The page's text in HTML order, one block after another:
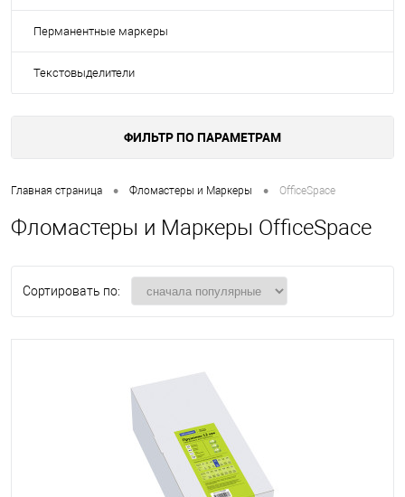
Перманентные маркеры
Текстовыделители
ФИЛЬТР ПО ПАРАМЕТРАМ
Главная страница • Фломастеры и Маркеры • OfficeSpace
Фломастеры и Маркеры OfficeSpace
Сортировать по: